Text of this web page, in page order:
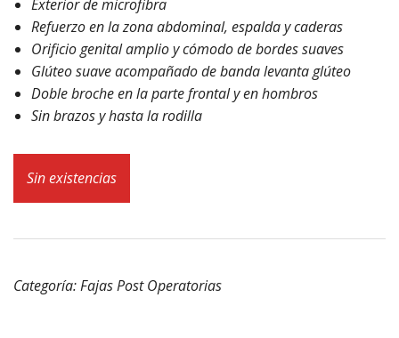
Exterior de microfibra
Refuerzo en la zona abdominal, espalda y caderas
Orificio genital amplio y cómodo de bordes suaves
Glúteo suave acompañado de banda levanta glúteo
Doble broche en la parte frontal y en hombros
Sin brazos y hasta la rodilla
Sin existencias
Categoría:Fajas Post Operatorias